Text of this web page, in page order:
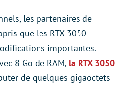
les partenaires de
que les RTX 3050
importantes.
8 Go de RAM, la RTX 3050
de quelques gigaoctets